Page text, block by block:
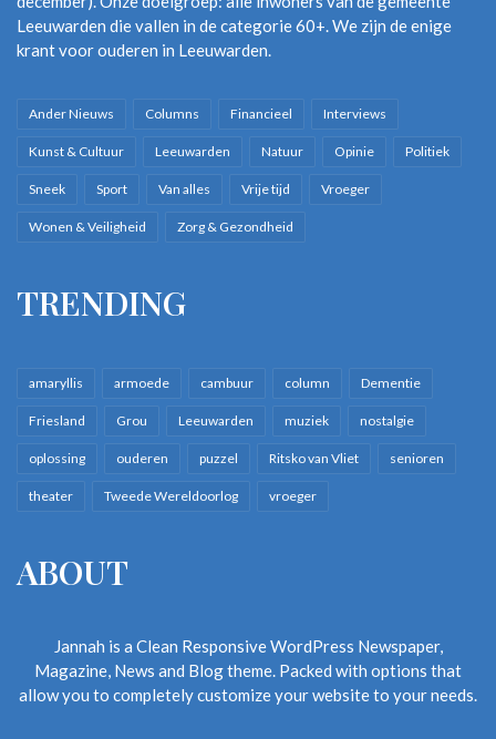
Leeuwarden die vallen in de categorie 60+. We zijn de enige
krant voor ouderen in Leeuwarden.
Ander Nieuws Columns Financieel Interviews
Kunst & Cultuur Leeuwarden Natuur Opinie Politiek
Sneek Sport Van alles Vrije tijd Vroeger
Wonen & Veiligheid Zorg & Gezondheid
TRENDING
amaryllis armoede cambuur column Dementie
Friesland Grou Leeuwarden muziek nostalgie
oplossing ouderen puzzel Ritsko van Vliet senioren
theater Tweede Wereldoorlog vroeger
ABOUT
Jannah is a Clean Responsive WordPress Newspaper,
Magazine, News and Blog theme. Packed with options that
allow you to completely customize your website to your needs.